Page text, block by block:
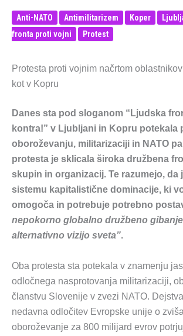
Anti-NATO Antimilitarizem Koper
fronta proti vojni
Protest
Protesta proti vojnim načrtom
kot v Kopru
Danes sta pod sloganom “Ljudska
kontra!” v Ljubljani in Kopru potekala
oboroževanju, militarizaciji in NATO
protesta je sklicala široka družbena
skupin in organizacij. Te razumejo, da
sistemu kapitalistične dominacije, ki
omogoča in potrebuje potrebno
nepokorno globalno družbeno
alternativno vizijo sveta”.
Oba protesta sta potekala v znamenju
odločnega nasprotovanja militarizaciji,
članstvu Slovenije v zvezi NATO.
nedavna odločitev Evropske unije o
oboroževanje za 800 milijard evrov